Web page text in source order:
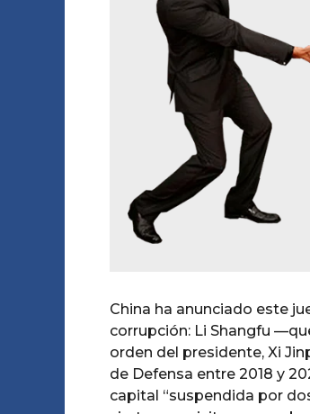
China ha anunciado este
corrupción: Li Shangfu
orden del presidente, Xi
de Defensa entre 2018 y
capital “suspendida por